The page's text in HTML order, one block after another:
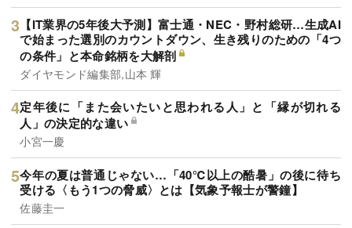
【IT業界の5年後大予測】富士通・NEC・野村総研…生成AI
で始まった選別のカウントダウン、生き残りのための「4つ
の条件」と本命銘柄を大解剖
ダイヤモンド編集部,山本 輝
定年後に「また会いたいと思われる人」と「縁が切れる
人」の決定的な違い
小宮一慶
今年の夏は普通じゃない…「40℃以上の酷暑」の後に待ち
受ける〈もう1つの脅威〉とは【気象予報士が警鐘】
佐藤圭一